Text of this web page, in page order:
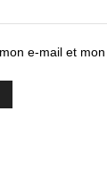
e-mail et